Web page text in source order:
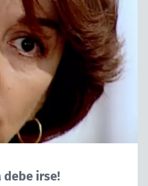
debe irse!